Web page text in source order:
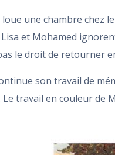
loue une chambre
et Mohamed
le droit de retourner
son travail de
travail en couleur de